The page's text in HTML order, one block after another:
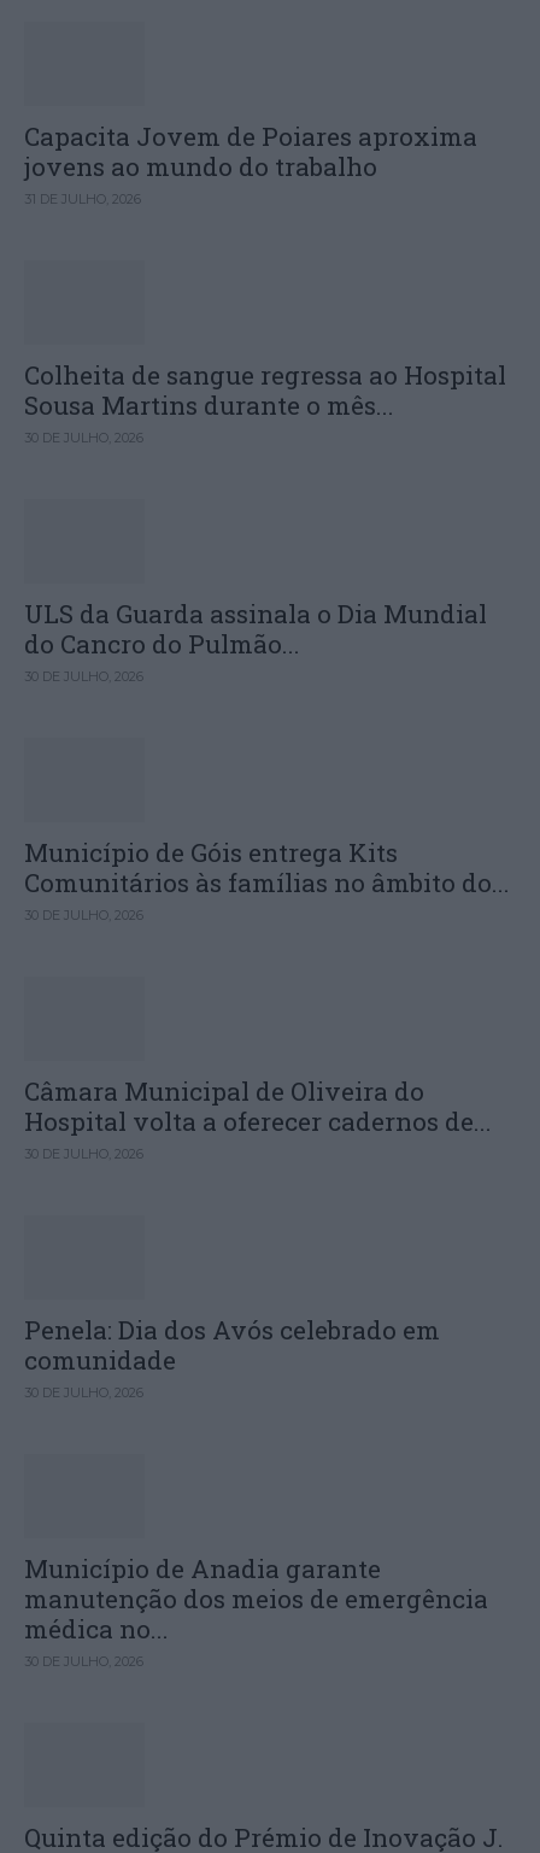
Capacita Jovem de Poiares aproxima
jovens ao mundo do trabalho
31 DE JULHO, 2026
Colheita de sangue regressa ao Hospital
Sousa Martins durante o mês...
30 DE JULHO, 2026
ULS da Guarda assinala o Dia Mundial
do Cancro do Pulmão...
30 DE JULHO, 2026
Município de Góis entrega Kits
Comunitários às famílias no âmbito do...
30 DE JULHO, 2026
Câmara Municipal de Oliveira do
Hospital volta a oferecer cadernos de...
30 DE JULHO, 2026
Penela: Dia dos Avós celebrado em
comunidade
30 DE JULHO, 2026
Município de Anadia garante
manutenção dos meios de emergência
médica no...
30 DE JULHO, 2026
Quinta edição do Prémio de Inovação J.